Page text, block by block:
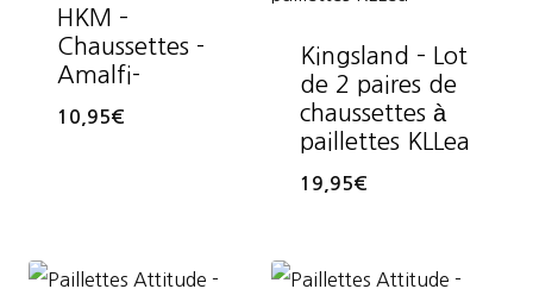
HKM –
Chaussettes -
Amalfi-
10,95€
Kingsland – Lot
de 2 paires de
chaussettes à
paillettes KLLea
19,95€